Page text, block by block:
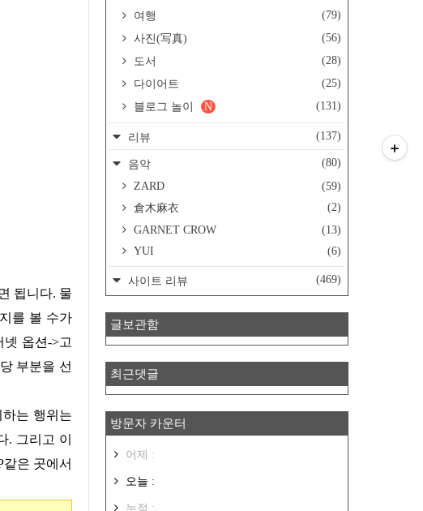
를 볼 수가
넷 옵션->고
부분을 선
는 행위는
. 그리고 이
은 곳에서
여행
(79)
사진(写真)
(56)
도서
(28)
다이어트
(25)
블로그 놀이
(131)
N
리뷰 (137)
음악
(80)
ZARD
(59)
倉木麻衣
(2)
GARNET CROW
(13)
YUI
(6)
사이트 리뷰 (469)
글보관함
최근댓글
방문자 카운터
어제 :
오늘 :
누적 :